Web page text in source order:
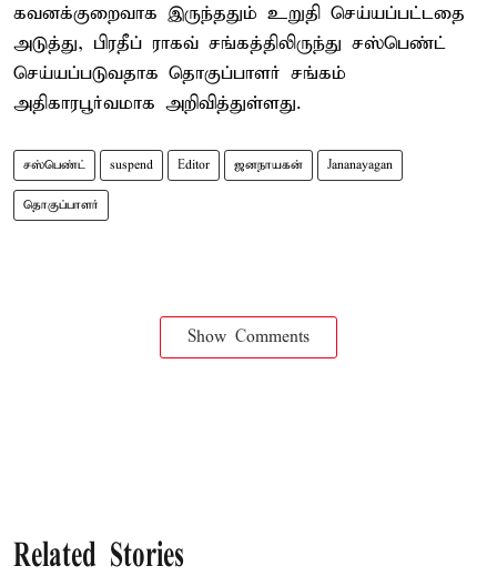
கவனக்குறைவாக இருந்ததும் உறுதி செய்யப்பட்டதை
அடுத்து, பிரதீப் ராகவ் சங்கத்திலிருந்து சஸ்பெண்ட்
செய்யப்படுவதாக தொகுப்பாளர் சங்கம்
அதிகாரபூர்வமாக அறிவித்துள்ளது.
சஸ்பெண்ட் suspend Editor ஜனநாயகன் Jananayagan
தொகுப்பாளர்
Show Comments
Related Stories